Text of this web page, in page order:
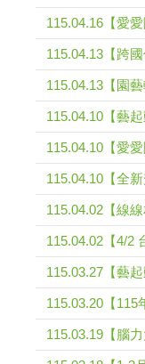
115.04.16【愛
115.04.13【跨
115.04.13【園
115.04.10【藝
115.04.10【愛
115.04.10【全
115.04.02【線
115.04.02【4/2
115.03.27【藝
115.03.20【115
115.03.19【腦